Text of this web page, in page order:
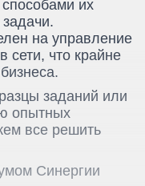
их
на управление
сети, что крайне
заданий или
опытных
все решить
Синергии